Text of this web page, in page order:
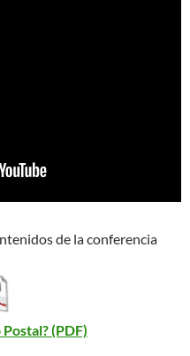
de la conferencia
Postal? (PDF)